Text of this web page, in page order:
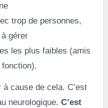
trop de personnes,
gérer
les plus faibles (amis
cause de cela. C’est
neurologique. C’est